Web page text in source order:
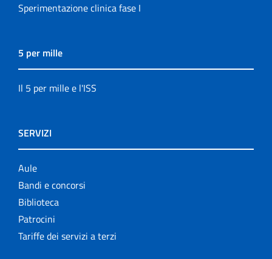
Sperimentazione clinica fase I
5 per mille
Il 5 per mille e l'ISS
SERVIZI
Aule
Bandi e concorsi
Biblioteca
Patrocini
Tariffe dei servizi a terzi